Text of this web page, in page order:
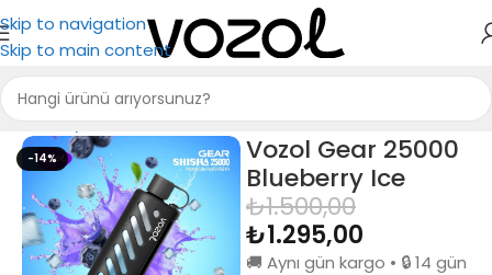
Skip to navigation
Skip to main content
Ana Sayfa Puff Bar
-14%
Vozol Gear 25000
Blueberry Ice
₺1.500,00
₺1.295,00
🚚 Aynı gün kargo • 🔒 14 gün